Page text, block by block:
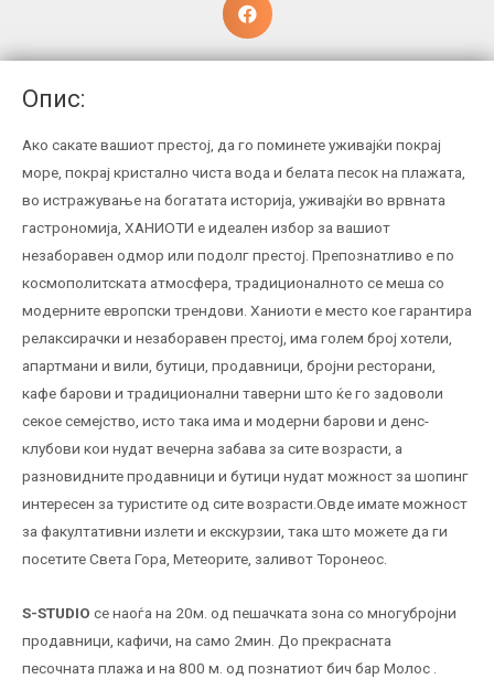
Опис:
Ако сакате вашиот престој, да го поминете уживајќи покрај
море, покрај кристално чиста вода и белата песок на плажата,
во истражување на богатата историја, уживајќи во врвната
гастрономија, ХАНИОТИ е идеален избор за вашиот
незаборавен одмор или подолг престој. Препознатливо е по
космополитската атмосфера, традиционалното се меша со
модерните европски трендови. Ханиоти е место кое гарантира
релаксирачки и незаборавен престој, има голем број хотели,
апартмани и вили, бутици, продавници, бројни ресторани,
кафе барови и традиционални таверни што ќе го задоволи
секое семејство, исто така има и модерни барови и денс-
клубови кои нудат вечерна забава за сите возрасти, а
разновидните продавници и бутици нудат можност за шопинг
интересен за туристите од сите возрасти.Овде имате можност
за факултативни излети и екскурзии, така што можете да ги
посетите Света Гора, Метеорите, заливот Торонеос.
S-STUDIO се наоѓа на 20м. од пешачката зона со многубројни
продавници, кафичи, на само 2мин. До прекрасната
песочната плажа и на 800 м. од познатиотбич бар Молос .